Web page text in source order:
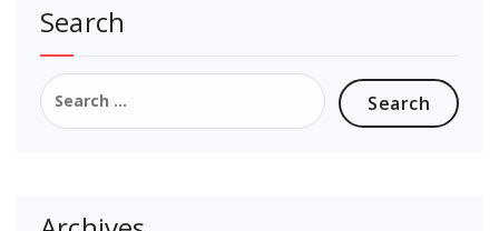
Search
Search
for: